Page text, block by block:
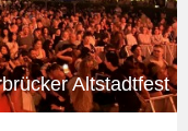
Altstadtfest